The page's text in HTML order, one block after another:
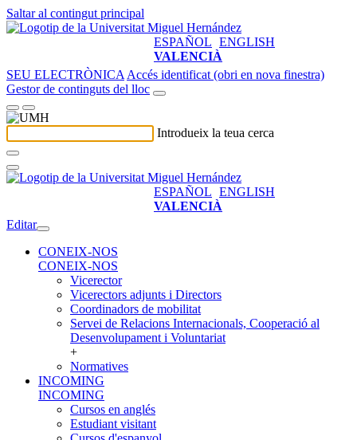
Saltar al contingut principal
ESPAÑOL ENGLISH
VALENCIÀ
SEU ELECTRÒNICA Accés identificat (obri en nova finestra)
Gestor de continguts del lloc
Introdueix la teua cerca
ESPAÑOL ENGLISH
VALENCIÀ
Editar
CONEIX-NOS
CONEIX-NOS
Vicerector
Vicerectors adjunts i Directors
Coordinadors de mobilitat
Servei de Relacions Internacionals, Cooperació al
Desenvolupament i Voluntariat
+
Normatives
INCOMING
INCOMING
Cursos en anglés
Estudiant visitant